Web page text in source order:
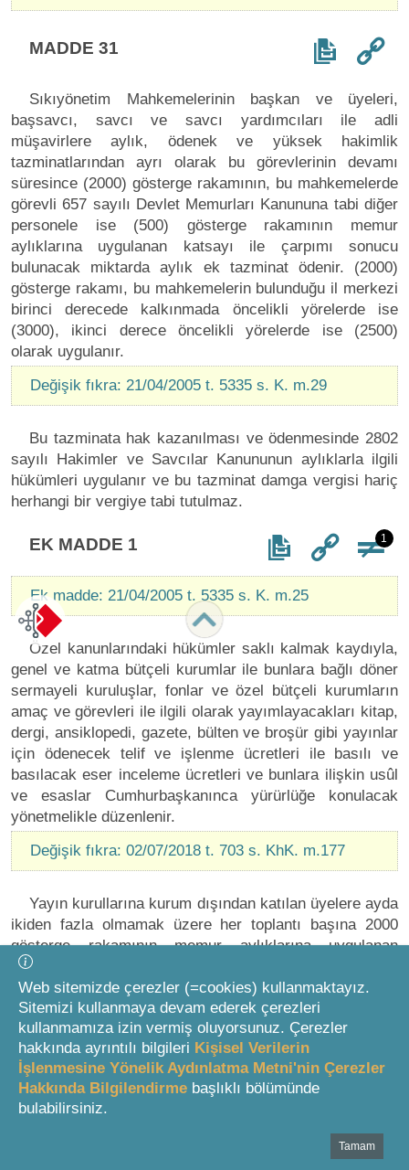
MADDE 31
Sıkıyönetim Mahkemelerinin başkan ve üyeleri,
başsavcı, savcı ve savcı yardımcıları ile adli
müşavirlere aylık, ödenek ve yüksek hakimlik
tazminatlarından ayrı olarak bu görevlerinin devamı
süresince (2000) gösterge rakamının, bu mahkemelerde
görevli 657 sayılı Devlet Memurları Kanununa tabi diğer
personele ise (500) gösterge rakamının memur
aylıklarına uygulanan katsayı ile çarpımı sonucu
bulunacak miktarda aylık ek tazminat ödenir. (2000)
gösterge rakamı, bu mahkemelerin bulunduğu il merkezi
birinci derecede kalkınmada öncelikli yörelerde ise
(3000), ikinci derece öncelikli yörelerde ise (2500)
olarak uygulanır.
Değişik fıkra: 21/04/2005 t. 5335 s. K. m.29
Bu tazminata hak kazanılması ve ödenmesinde 2802
sayılı Hakimler ve Savcılar Kanununun aylıklarla ilgili
hükümleri uygulanır ve bu tazminat damga vergisi hariç
herhangi bir vergiye tabi tutulmaz.
EK MADDE 1 1
Ek madde: 21/04/2005 t. 5335 s. K. m.25
Özel kanunlarındaki hükümler saklı kalmak kaydıyla,
genel ve katma bütçeli kurumlar ile bunlara bağlı döner
sermayeli kuruluşlar, fonlar ve özel bütçeli kurumların
amaç ve görevleri ile ilgili olarak yayımlayacakları kitap,
dergi, ansiklopedi, gazete, bülten ve broşür gibi yayınlar
için ödenecek telif ve işlenme ücretleri ile basılı ve
basılacak eser inceleme ücretleri ve bunlara ilişkin usûl
ve esaslar Cumhurbaşkanınca yürürlüğe konulacak
yönetmelikle düzenlenir.
Değişik fıkra: 02/07/2018 t. 703 s. KhK. m.177
Yayın kurullarına kurum dışından katılan üyelere ayda
ikiden fazla olmamak üzere her toplantı başına 2000
gösterge rakamının memur aylıklarına uygulanan
katsayı ile çarpımını geçmeyecek miktarda toplantı
ücreti ödenir.
Ansiklopedi yazı kuruluna kurum dışından katılan
üyelere her fasikül için; başkana 3600, üyelere 3000
gösterge rakamının memur aylıklarına uygulanan
katsayı ile çarpımını geçmeyecek miktarda ücret ödenir.
yayımlanması, yayım ve ansiklopedi yazı kurullarının
Web sitemizde çerezler (=cookies) kullanmaktayız.
Sitemizi kullanmaya devam ederek çerezleri
kullanmamıza izin vermiş oluyorsunuz. Çerezler
hakkında ayrıntılı bilgileri Kişisel Verilerin
İşlenmesine Yönelik Aydınlatma Metni'nin Çerezler
Hakkında Bilgilendirme başlıklı bölümünde
bulabilirsiniz.
Tamam